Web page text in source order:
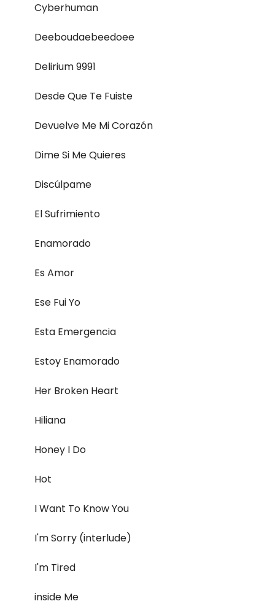
Cyberhuman
Deeboudaebeedoee
Delirium 9991
Desde Que Te Fuiste
Devuelve Me Mi Corazón
Dime Si Me Quieres
Discúlpame
El Sufrimiento
Enamorado
Es Amor
Ese Fui Yo
Esta Emergencia
Estoy Enamorado
Her Broken Heart
Hiliana
Honey I Do
Hot
I Want To Know You
I'm Sorry (interlude)
I'm Tired
inside Me